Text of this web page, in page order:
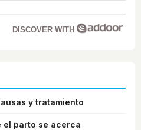
DISCOVER WITH
y tratamiento
el parto se acerca